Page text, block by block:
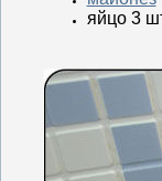
яйцо 3